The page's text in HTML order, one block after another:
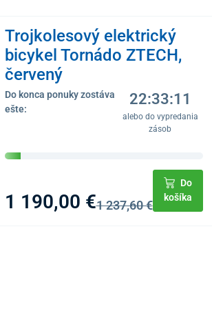
Trojkolesový elektrický
bicykel Tornádo ZTECH,
červený
Do konca ponuky zostáva
ešte:
22:33:11
alebo do vypredania
zásob
1 190,00 €1 237,60 €
Do
košíka